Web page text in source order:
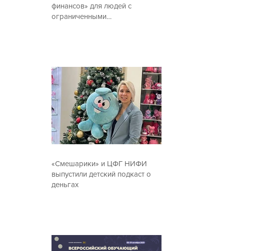
финансов» для людей с
ограниченными
«Смешарики» и ЦФГ НИФИ
выпустили детский подкаст о
деньгах